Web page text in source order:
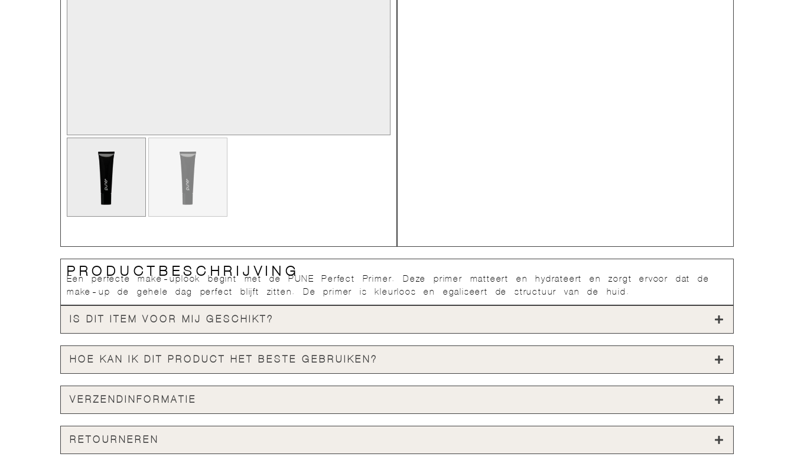
PRODUCTBESCHRIJVING
Een perfecte make-uplook begint met de PUNE Perfect Primer. Deze primer matteert en hydrateert en zorgt ervoor dat de
make-up de gehele dag perfect blijft zitten. De primer is kleurloos en egaliseert de structuur van de huid.
IS DIT ITEM VOOR MIJ GESCHIKT?
HOE KAN IK DIT PRODUCT HET BESTE GEBRUIKEN?
VERZENDINFORMATIE
RETOURNEREN